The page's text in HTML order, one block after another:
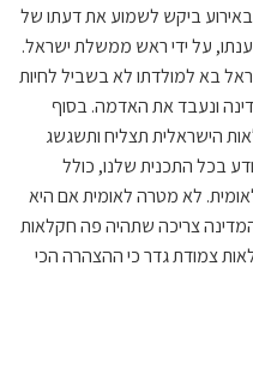
ביקש לשמוע את דעתו של
על ידי ראש ממשלת ישראל.
בא למולדתו לא בשביל לחיות
ונעבד את האדמה. בסוף
הישראלית תצליח ותשגשג
בכל התכנית שלנו, כולל
לא מטרה לאומית אם היא
צריכה שתהיה פה חקלאות
צמודת גדר כי ההצהרה הכי